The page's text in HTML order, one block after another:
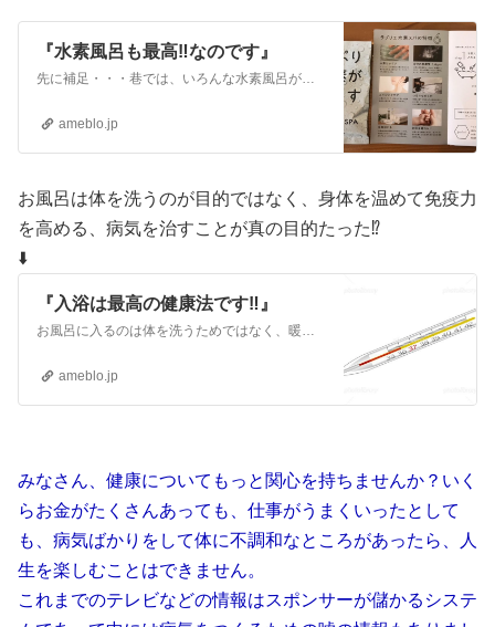
『水素風呂も最高‼️なのです』
先に補足・・・巷では、いろんな水素風呂が流行っているようですが、お風呂のお湯は大量であり、小さな円盤のような水素発生機器では、皮膚や体内の細胞まで水素を行き渡…
ameblo.jp
お風呂は体を洗うのが目的ではなく、身体を温めて免疫力
を高める、病気を治すことが真の目的たった⁉️
⬇️
『入浴は最高の健康法です‼️』
お風呂に入るのは体を洗うためではなく、暖めて免疫力を上げるためだった‼️吉野医師が語る風呂は食器洗い洗浄機ではない！！入浴を“体を洗う”と勘違いしている人があ…
ameblo.jp
みなさん、健康についてもっと関心を持ちませんか？いく
らお金がたくさんあっても、仕事がうまくいったとして
も、病気ばかりをして体に不調和なところがあったら、人
生を楽しむことはできません。
これまでのテレビなどの情報はスポンサーが儲かるシステ